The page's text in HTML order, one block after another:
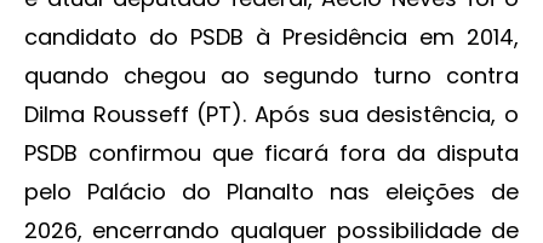
candidato do PSDB à Presidência em 2014,
quando chegou ao segundo turno contra
Dilma Rousseff (PT). Após sua desistência, o
PSDB confirmou que ficará fora da disputa
pelo Palácio do Planalto nas eleições de
2026, encerrando qualquer possibilidade de